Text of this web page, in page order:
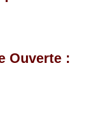
Ouverte :